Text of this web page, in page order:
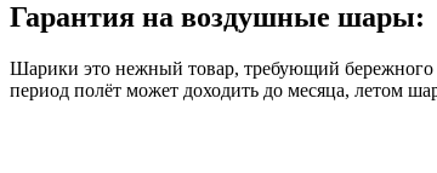
Гарантия на воздушные шары:
Шарики это нежный товар, требующий
период полёт может доходить до месяца, летом